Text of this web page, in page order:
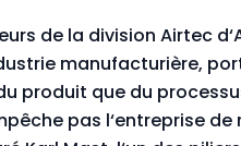
de la division Airtec
manufacturière,
produit que du
pas l‘entreprise